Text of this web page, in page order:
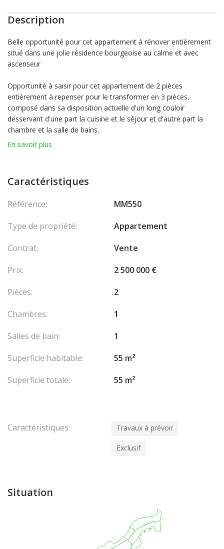
Description
Belle opportunité pour cet appartement à rénover entièrement
situé dans une jolie résidence bourgeoise au calme et avec
ascenseur
Opportunité à saisir pour cet appartement de 2 pièces
entièrement à repenser pour le transformer en 3 pièces,
composé dans sa disposition actuelle d'un long couloir
desservant d'une part la cuisine et le séjour et d'autre part la
chambre et la salle de bains.
En savoir plus
Caractéristiques
Référence:
MM550
Type de propriété:
Appartement
Contrat:
Vente
Prix:
2 500 000 €
Pièces:
2
Chambres:
1
Salles de bain:
1
Superficie habitable:
55 m²
Superficie totale:
55 m²
Caractéristiques: Travaux à prévoir
Exclusif
Situation